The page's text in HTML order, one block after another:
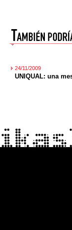
24/11/2009
UNIQUAL: una